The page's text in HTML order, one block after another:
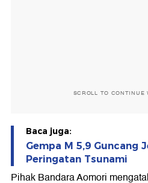
SCROLL TO CONTINUE
Baca juga:
Gempa M 5,9 Guncang
Peringatan Tsunami
Pihak Bandara Aomori